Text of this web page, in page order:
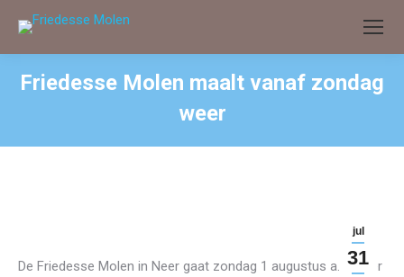
Friedesse Molen maalt vanaf zondag
weer
jul
31
De Friedesse Molen in Neer gaat zondag 1 augustus a.s. weer